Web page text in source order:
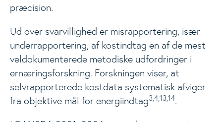
præcision.
Ud over svarvillighed er misrapportering, især
underrapportering, af kostindtag en af de mest
veldokumenterede metodiske udfordringer i
ernæringsforskning. Forskningen viser, at
selvrapporterede kostdata systematisk afviger
fra objektive mål for energiindtag3,4,13,14.